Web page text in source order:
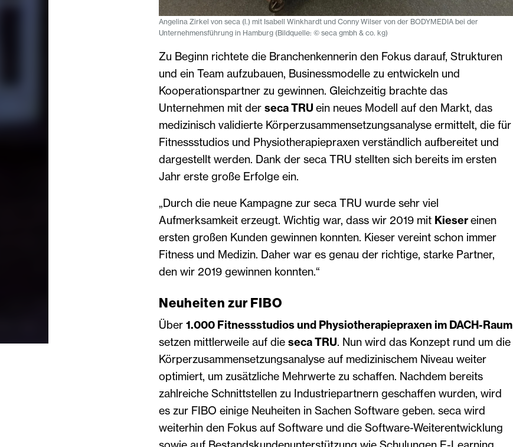
Angelina Zirkel von seca (l.) mit Isabell Winkhardt und Conny Wilser von der BODYMEDIA bei der
Unternehmensführung in Hamburg (Bildquelle: © seca gmbh & co. kg)
Zu Beginn richtete die Branchenkennerin den Fokus darauf, Strukturen
und ein Team aufzubauen, Businessmodelle zu entwickeln und
Kooperationspartner zu gewinnen. Gleichzeitig brachte das
Unternehmen mit der seca TRU ein neues Modell auf den Markt, das
medizinisch validierte Körperzusammensetzungsanalyse ermittelt, die für
Fitnessstudios und Physiotherapiepraxen verständlich aufbereitet und
dargestellt werden. Dank der seca TRU stellten sich bereits im ersten
Jahr erste große Erfolge ein.
„Durch die neue Kampagne zur seca TRU wurde sehr viel
Aufmerksamkeit erzeugt. Wichtig war, dass wir 2019 mit Kiesereinen
ersten großen Kunden gewinnen konnten. Kieser vereint schon immer
Fitness und Medizin. Daher war es genau der richtige, starke Partner,
den wir 2019 gewinnen konnten.“
Neuheiten zur FIBO
Über 1.000 Fitnessstudios und Physiotherapiepraxen im DACH-Raum
setzen mittlerweile auf die seca TRU. Nun wird das Konzept rund um die
Körperzusammensetzungsanalyse auf medizinischem Niveau weiter
optimiert, um zusätzliche Mehrwerte zu schaffen. Nachdem bereits
zahlreiche Schnittstellen zu Industriepartnern geschaffen wurden, wird
es zur FIBO einige Neuheiten in Sachen Software geben. seca wird
weiterhin den Fokus auf Software und die Software-Weiterentwicklung